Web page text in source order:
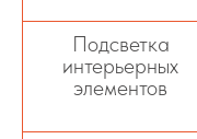
Подсветка
интерьерных
элементов